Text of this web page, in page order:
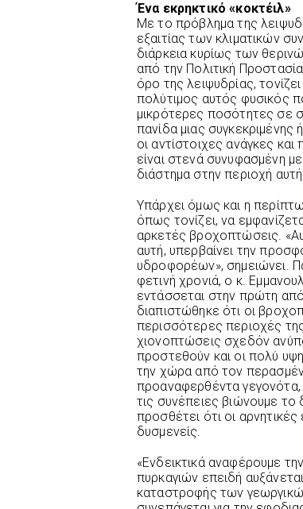
Ένα εκρηκτικό «κοκτέιλ»
Με το πρόβλημα της
εξαιτίας των κλιματικών
διάρκεια κυρίως των
από την Πολιτική
όρο της λειψυδρίας,
πολύτιμος αυτός φυσικός
μικρότερες ποσότητες σε
πανίδα μιας συγκεκριμένης
οι αντίστοιχες ανάγκες
είναι στενά συνυφασμένη
διάστημα στην περιοχή
Υπάρχει όμως και η
όπως τονίζει, να
αρκετές βροχοπτώσεις.
αυτή, υπερβαίνει την
υδροφορέων», σημειώνει.
φετινή χρονιά, ο κ.
εντάσσεται στην πρώτη
διαπιστώθηκε ότι οι
περισσότερες περιοχές
χιονοπτώσεις σχεδόν
προστεθούν και οι πολύ
την χώρα από τον
προαναφερθέντα γεγονότα,
τις συνέπειες βιώνουμε το
προσθέτει ότι οι
δυσμενείς.
«Ενδεικτικά αναφέρουμε
πυρκαγιών επειδή
καταστροφής των